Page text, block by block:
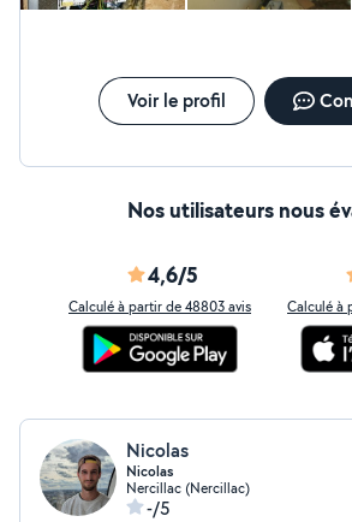
Voir le profil
Nos utilisateurs nous
4,6/5
Calculé à partir de 48803 avis Calculé à
Nicolas
Nicolas
Nercillac (Nercillac)
-/5